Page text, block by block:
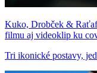
Kuko, Drobček &
filmu aj videoklip ku
Tri ikonické postavy,